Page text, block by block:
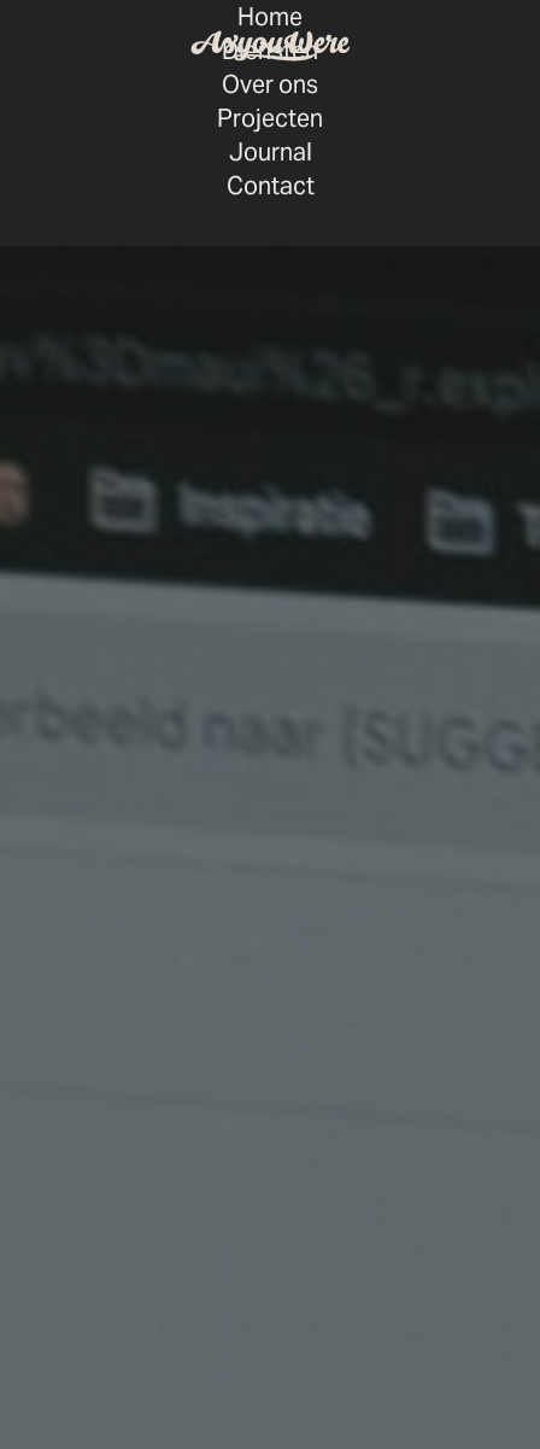
Home
Diensten
Over ons
Projecten
Journal
Contact